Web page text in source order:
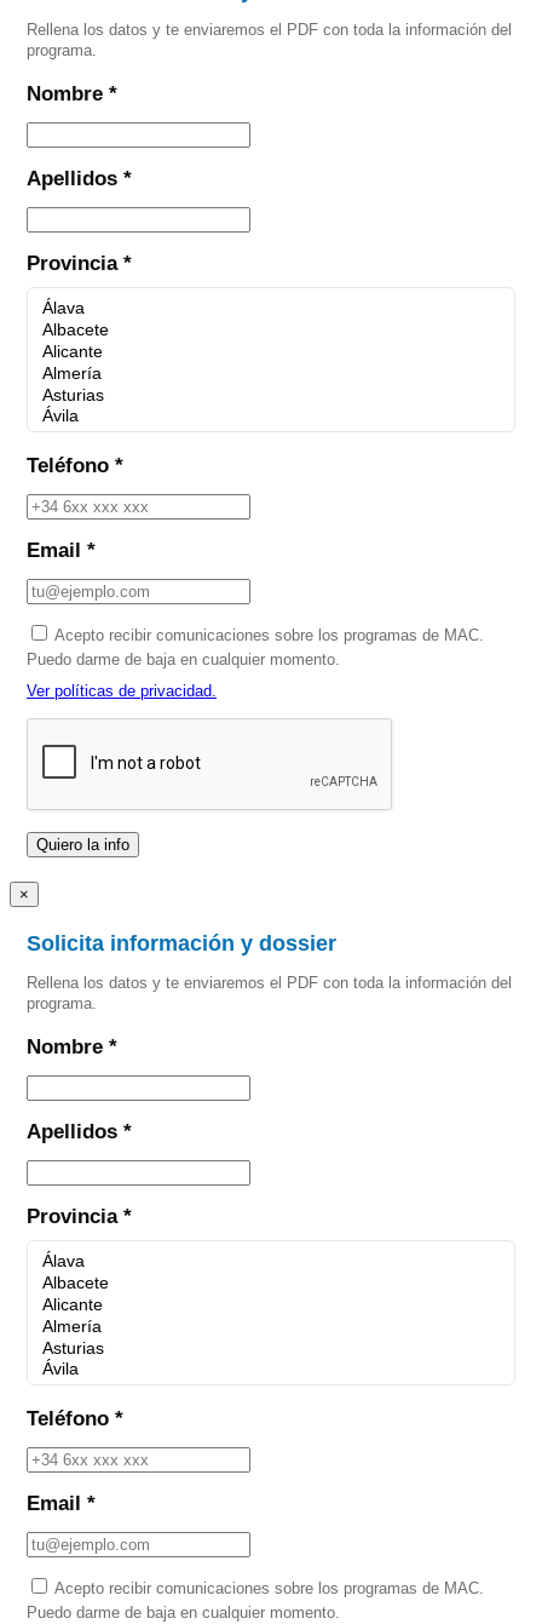
Rellena los datos y te enviaremos el PDF con toda la información del
programa.
Nombre *
Apellidos *
Provincia *
Teléfono *
Email *
Acepto recibir comunicaciones sobre los programas de MAC.
Puedo darme de baja en cualquier momento.
Ver políticas de privacidad.
×
Solicita información y dossier
Rellena los datos y te enviaremos el PDF con toda la información del
programa.
Nombre *
Apellidos *
Provincia *
Teléfono *
Email *
Acepto recibir comunicaciones sobre los programas de MAC.
Puedo darme de baja en cualquier momento.